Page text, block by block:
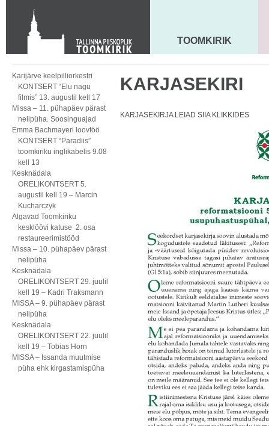
KONTAKT
Toom-Kooli 6, 10130 TALLINN
tallinna.toom@eelk.ee
MAARJA KIRIK
TOOMKIRIK
Karijärve keelpilliorkestri
KONTSERT “Elu nagu
filmis” 13. augustil kell 17
Missa – 11. pühapäev pärast
nelipüha. Soosinguajad
Emma Bachmayeri loovtöö
KONTSERT “Paradiis”
toomkiriku inglikabelis 9.08
kell 13
Kesknädala
ORELIKONTSERT 5.
augustil kell 19 – Marcin
Kucharczyk
Algavad Toomkiriku
kesklöövi katuse 2. osa
restaureerimistööd
Missa – 10. pühapäev pärast
nelipüha
Kesknädala
ORELIKONTSERT 29. juulil
kell 19 – Kadri Traksmann
MISSA – 9. pühapäev pärast
nelipüha
Kesknädala
ORELIKONTSERT 22. juulil
kell 19 – Tobias Horn
MISSA – Issanda muutmise
püha ehk kirgastamispüha
KARJASEKIRI
KARJASEKIRJA LEIAD SIIA KLIKKIDES